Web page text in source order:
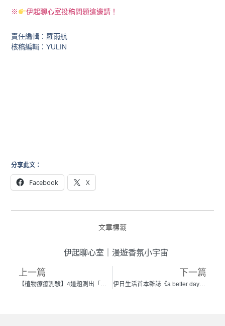
※ 伊起聊心室投稿問題這邊請！
責任編輯：羅雨航
核稿編輯：YULIN
分享此文：
Facebook X
文章標籤
伊起聊心室 漫遊香氛小宇宙
上一篇
【植物療癒測驗】4道題測出「我的植物幸運色」！為2022解鎖個人魅力值
下一篇
伊日生活首本雜誌《a better day》登場 ！集結 24 位⼈物專訪及書寫談熱愛的理想⽣活